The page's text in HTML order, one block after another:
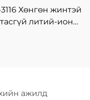
Хөнгөн жинтэй
литий-ион
ажилд